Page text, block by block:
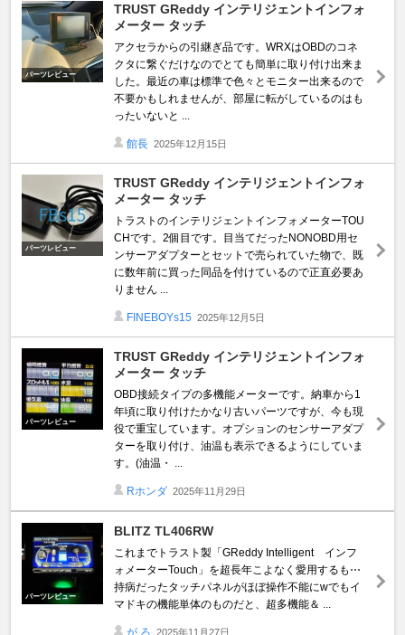
パーツレビュー
TRUST GReddy インテリジェントインフォ
メーター タッチ
アクセラからの引継ぎ品です。WRXはOBDのコネ
クタに繋ぐだけなのでとても簡単に取り付け出来ま
した。最近の車は標準で色々とモニター出来るので
不要かもしれませんが、部屋に転がしているのはも
ったいないと ...
館長 2025年12月15日
パーツレビュー
TRUST GReddy インテリジェントインフォ
メーター タッチ
トラストのインテリジェントインフォメーターTOU
CHです。2個目です。目当てだったNONOBD用セ
ンサーアダプターとセットで売られていた物で、既
に数年前に買った同品を付けているので正直必要あ
りません ...
FINEBOYs15 2025年12月5日
パーツレビュー
TRUST GReddy インテリジェントインフォ
メーター タッチ
OBD接続タイプの多機能メーターです。納車から1
年頃に取り付けたかなり古いパーツですが、今も現
役で重宝しています。オプションのセンサーアダプ
ターを取り付け、油温も表示できるようにしていま
す。(油温・ ...
Rホンダ 2025年11月29日
パーツレビュー
BLITZ TL406RW
これまでトラスト製「GReddy Intelligent インフ
ォメーターTouch」を超長年こよなく愛用するも⋯
持病だったタッチパネルがほぼ操作不能にwでもイ
マドキの機能単体のものだと、超多機能＆ ...
が ろ 2025年11月27日